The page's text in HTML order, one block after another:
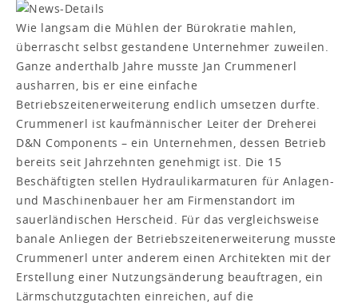
Wie langsam die Mühlen der Bürokratie mahlen,
überrascht selbst gestandene Unternehmer zuweilen.
Ganze anderthalb Jahre musste Jan Crummenerl
ausharren, bis er eine einfache
Betriebszeitenerweiterung endlich umsetzen durfte.
Crummenerl ist kaufmännischer Leiter der Dreherei
D&N Components – ein Unternehmen, dessen Betrieb
bereits seit Jahrzehnten genehmigt ist. Die 15
Beschäftigten stellen Hydraulikarmaturen für Anlagen-
und Maschinenbauer her am Firmenstandort im
sauerländischen Herscheid. Für das vergleichsweise
banale Anliegen der Betriebszeitenerweiterung musste
Crummenerl unter anderem einen Architekten mit der
Erstellung einer Nutzungsänderung beauftragen, ein
Lärmschutzgutachten einreichen, auf die